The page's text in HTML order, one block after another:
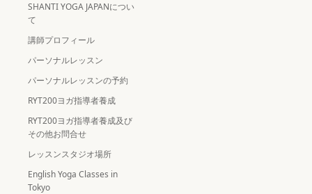
SHANTI YOGA JAPANについ
て
講師プロフィール
パーソナルレッスン
パーソナルレッスンの予約
RYT200ヨガ指導者養成
RYT200ヨガ指導者養成及び
その他お問合せ
レッスンスタジオ場所
English Yoga Classes in
Tokyo